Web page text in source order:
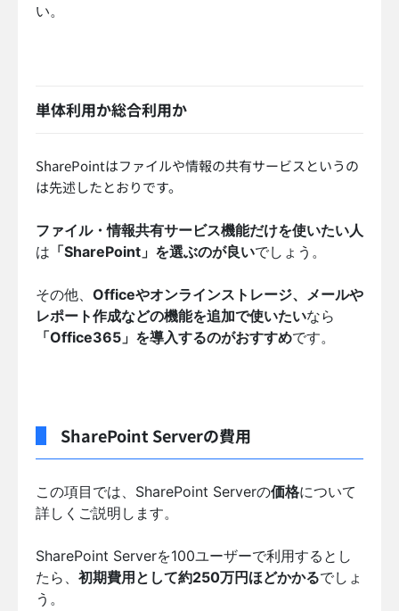
い。
単体利用か総合利用か
SharePointはファイルや情報の共有サービスというの
は先述したとおりです。
ファイル・情報共有サービス機能だけを使いたい人
は 「SharePoint」を選ぶのが良いでしょう。
その他、 Officeやオンラインストレージ、メールや
レポート作成などの機能を追加で使いたいなら
「Office365」を導入するのがおすすめです。
SharePoint Serverの費用
この項目では、SharePoint Serverの価格について
詳しくご説明します。
SharePoint Serverを100ユーザーで利用するとし
たら、 初期費用として約250万円ほどかかるでしょ
う。